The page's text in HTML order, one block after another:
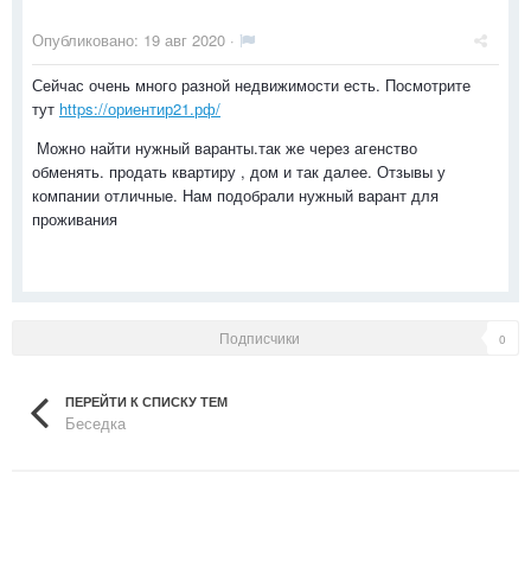
Опубликовано: 19 авг 2020 ·
Сейчас очень много разной недвижимости есть. Посмотрите
тут https://ориентир21.рф/
Можно найти нужный варанты.так же через агенство
обменять. продать квартиру , дом и так далее. Отзывы у
компании отличные. Нам подобрали нужный варант для
проживания
Подписчики 0
ПЕРЕЙТИ К СПИСКУ ТЕМ
Беседка